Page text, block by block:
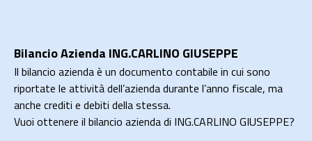
Bilancio Azienda ING.CARLINO GIUSEPPE
Il bilancio azienda è un documento contabile in cui sono
riportate le attività dell’azienda durante l’anno fiscale, ma
anche crediti e debiti della stessa.
Vuoi ottenere il bilancio azienda di ING.CARLINO GIUSEPPE?